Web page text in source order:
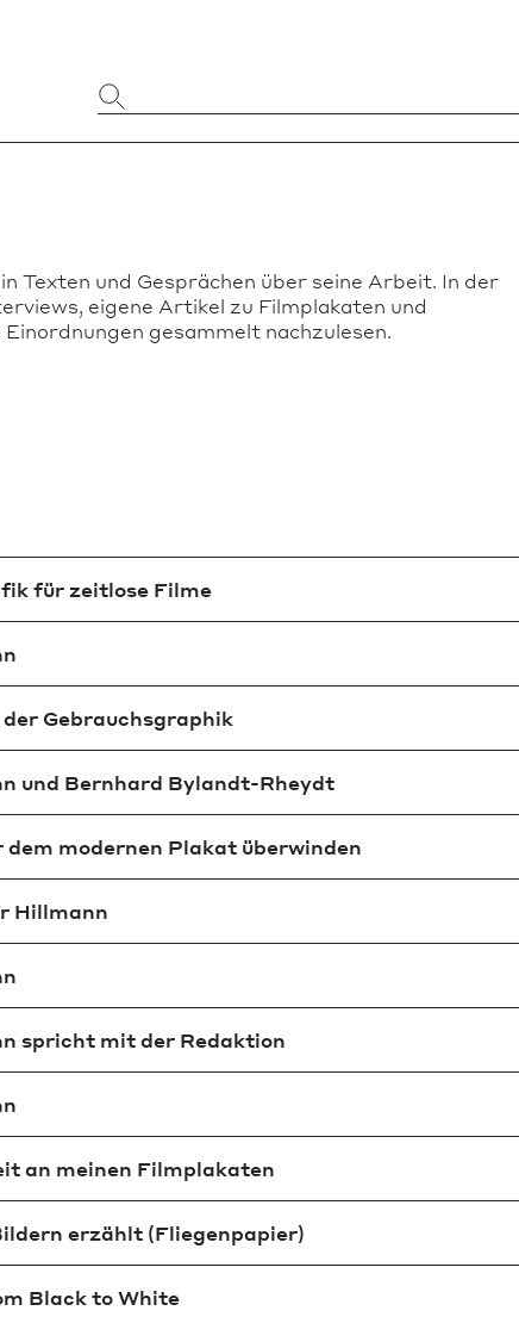
Website
durchsuchen
Texten und Gesprächen über seine Arbeit. In der
eigene Artikel zu Filmplakaten und
gesammelt nachzulesen.
für zeitlose Filme
der Gebrauchsgraphik
und Bernhard Bylandt-Rheydt
dem modernen Plakat überwinden
Hillmann
spricht mit der Redaktion
an meinen Filmplakaten
erzählt (Fliegenpapier)
Black to White